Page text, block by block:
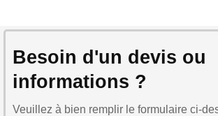
Besoin d'un devis ou
informations ?
Veuillez à bien remplir le formulaire ci-